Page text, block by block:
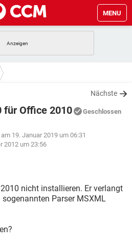
MENU
TIKTOK
TIKTOK
STREAMING
INSTAGRAM
STREAMING
TIKTOK
INSTAGRAM
Nächste
für Office 2010 Geschlossen
19. Januar 2019 um 06:31
2012 um 23:56
nicht installieren. Er verlangt
Parser MSXML